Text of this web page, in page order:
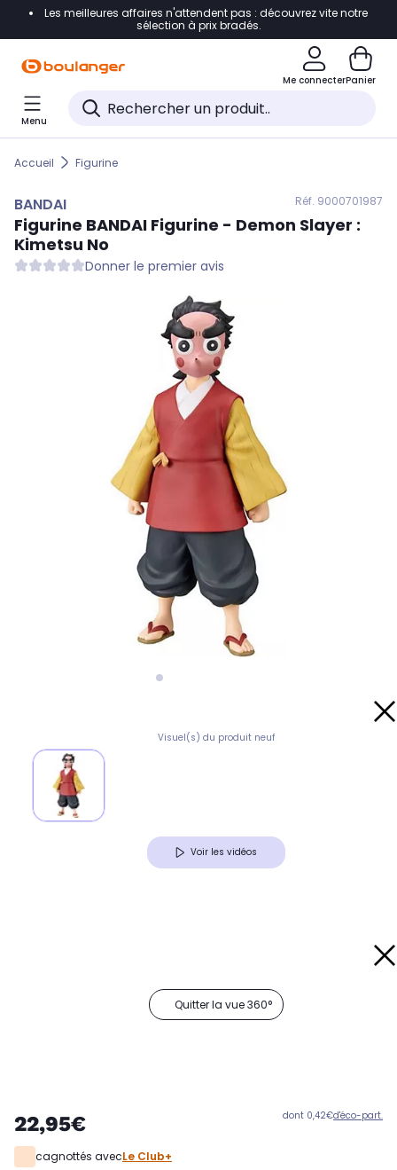
Accéder directement à la navigation
Accéder directement au pied de page
Accéder directement au chatbot
Les meilleures affaires n'attendent pas : découvrez vite notre
sélection à prix bradés.
Me connecterPanier
Menu
Accueil Figurine
BANDAI Réf. 9000701987
Figurine BANDAI Figurine - Demon Slayer :
Kimetsu No
Donner le premier avis
Visuel(s) du produit neuf
Voir les vidéos
Quitter la vue 360°
22,95€ dont 0,42€d'éco-part.
cagnottés avecLe Club+